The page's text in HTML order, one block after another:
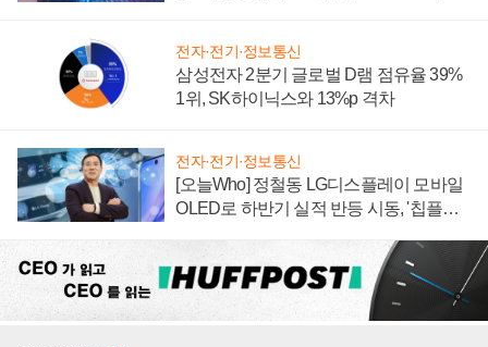
전자·전기·정보통신
삼성전자 2분기 글로벌 D램 점유율 39%
1위, SK하이닉스와 13%p 격차
전자·전기·정보통신
[오늘Who] 정철동 LG디스플레이 모바일
OLED로 하반기 실적 반등 시동, '칩플레